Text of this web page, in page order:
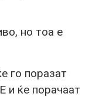
но тоа е
го поразат
ќе порачаат